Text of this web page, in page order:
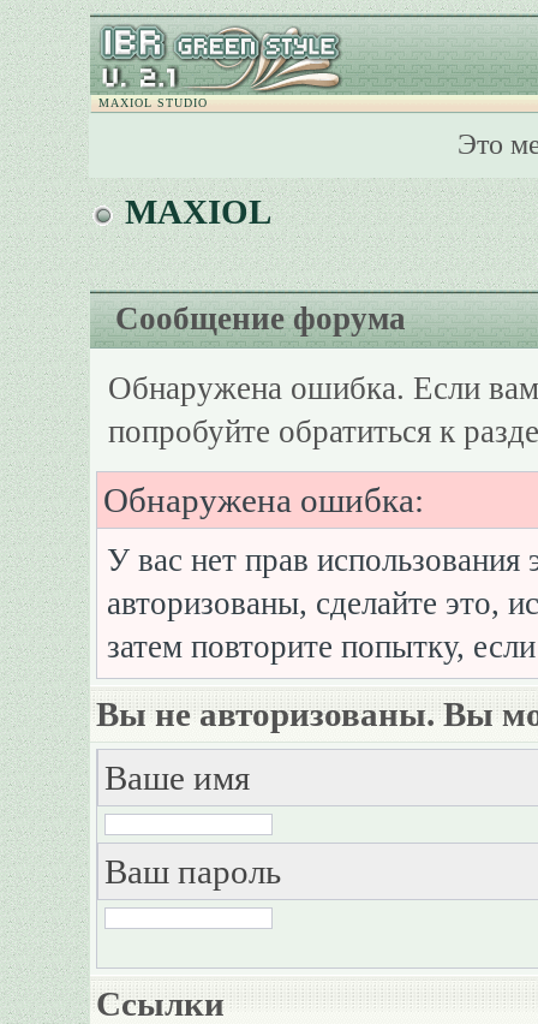
MAXIOL STUDIO
Это
MAXIOL
Сообщение форума
Обнаружена ошибка. Если
попробуйте обратиться к
Обнаружена ошибка:
У вас нет прав
авторизованы, сделайте это,
затем повторите попытку,
Вы не авторизованы. Вы
Ваше имя
Ваш пароль
Ссылки